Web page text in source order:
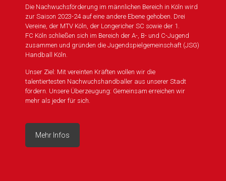
Die Nachwuchsförderung im männlichen Bereich in Köln wird
zur Saison 2023-24 auf eine andere Ebene gehoben. Drei
Vereine, der MTV Köln, der Longericher SC sowie der 1.
FC Köln schließen sich im Bereich der A-, B- und C-Jugend
zusammen und gründen die Jugendspielgemeinschaft (JSG)
Handball Köln.
Unser Ziel: Mit vereinten Kräften wollen wir die
talentiertesten Nachwuchshandballer aus unserer Stadt
fördern. Unsere Überzeugung: Gemeinsam erreichen wir
mehr als jeder für sich.
Mehr Infos